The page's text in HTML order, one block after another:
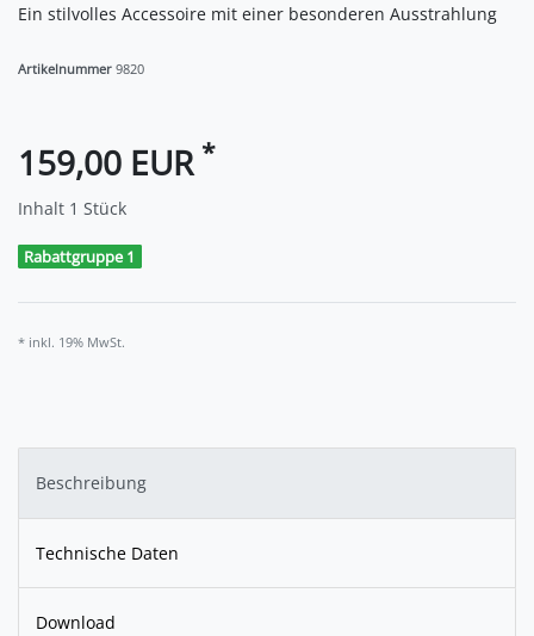
Ein stilvolles Accessoire mit einer besonderen Ausstrahlung
Artikelnummer 9820
159,00 EUR *
Inhalt 1 Stück
Rabattgruppe 1
* inkl. 19% MwSt.
Beschreibung
Technische Daten
Download